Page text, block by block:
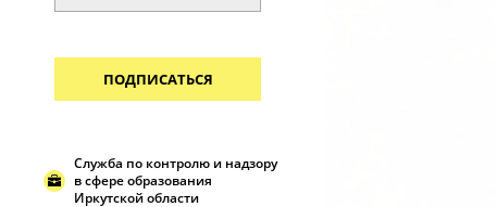
ПОДПИСАТЬСЯ
Служба по контролю и надзору
в сфере образования
Иркутской области